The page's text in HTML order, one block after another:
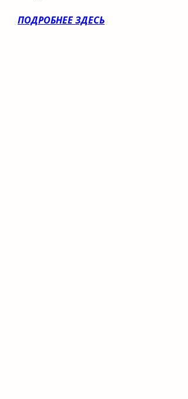
ПОДРОБНЕЕ ЗДЕСЬ